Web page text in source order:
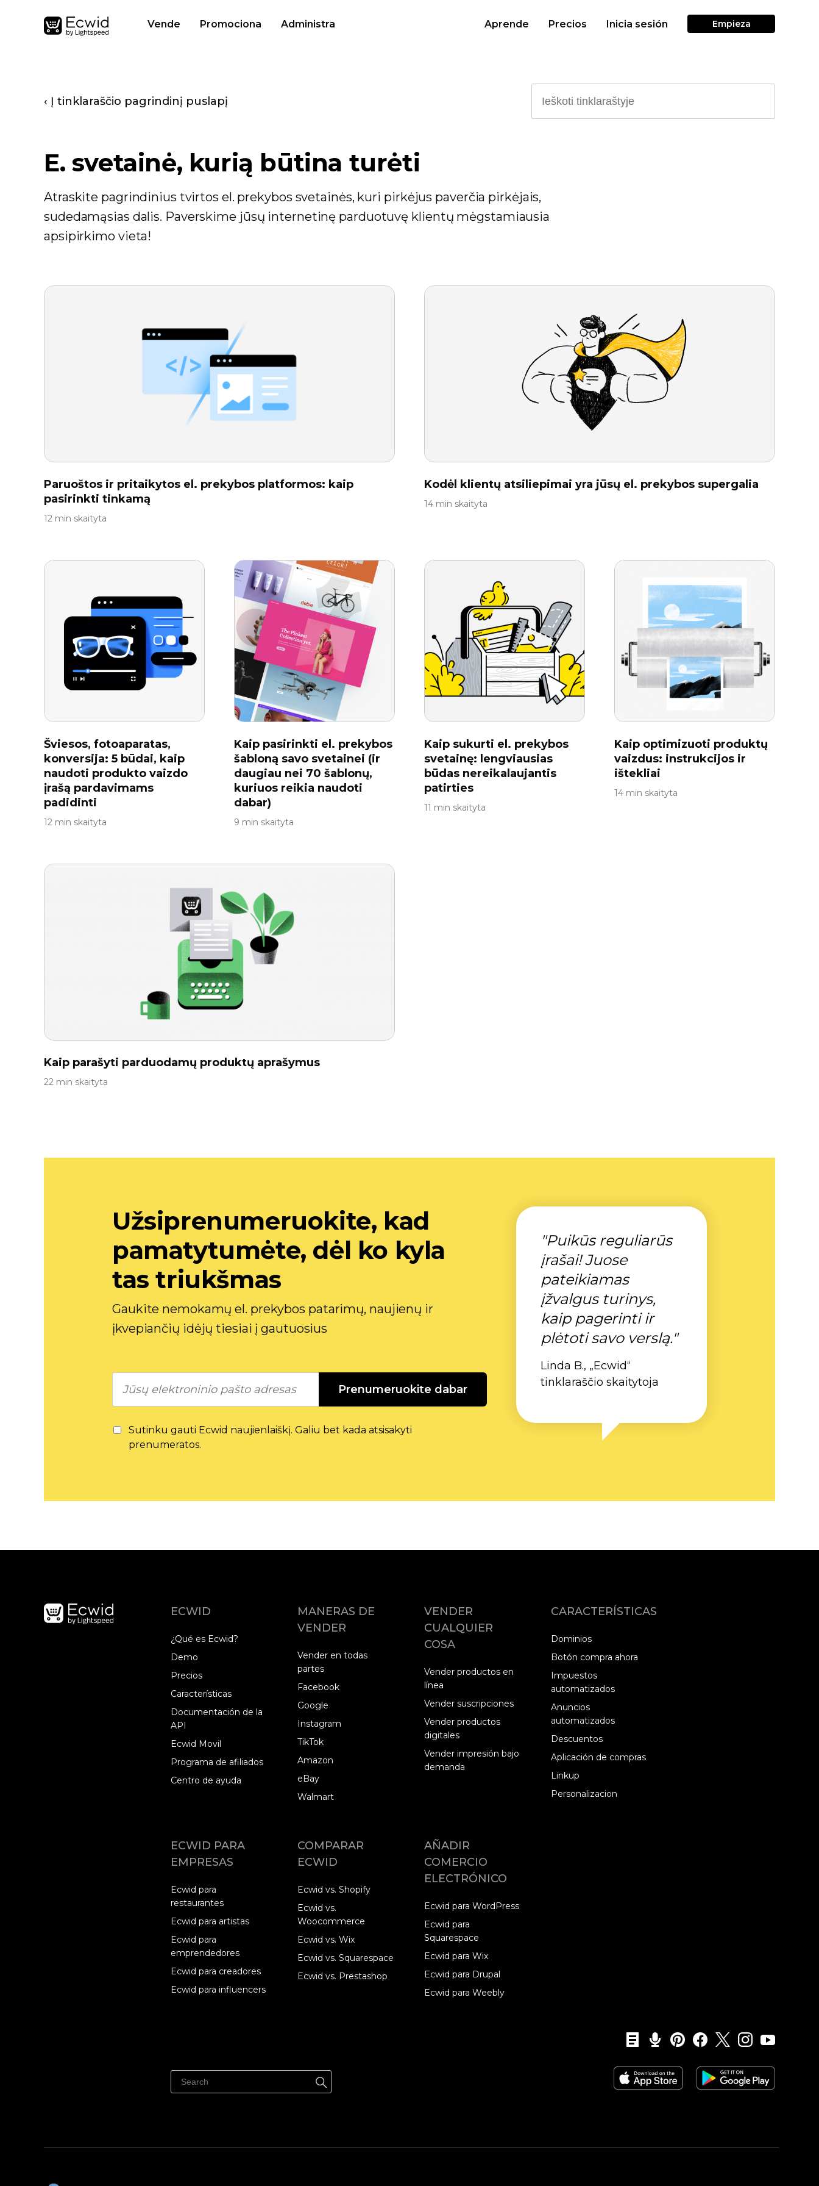
Vende Promociona Administra Aprende Precios Inicia sesión Empieza
‹ Į tinklaraščio pagrindinį puslapį
E. svetainė, kurią būtina turėti
Atraskite pagrindinius tvirtos el. prekybos svetainės, kuri pirkėjus paverčia pirkėjais,
sudedamąsias dalis. Paverskime jūsų internetinę parduotuvę klientų mėgstamiausia
apsipirkimo vieta!
Paruoštos ir pritaikytos el. prekybos platformos: kaip
pasirinkti tinkamą
12 min skaityta
Kodėl klientų atsiliepimai yra jūsų el. prekybos supergalia
14 min skaityta
Šviesos, fotoaparatas,
konversija: 5 būdai, kaip
naudoti produkto vaizdo
įrašą pardavimams
padidinti
12 min skaityta
Kaip pasirinkti el. prekybos
šabloną savo svetainei (ir
daugiau nei 70 šablonų,
kuriuos reikia naudoti
dabar)
9 min skaityta
Kaip sukurti el. prekybos
svetainę: lengviausias
būdas nereikalaujantis
patirties
11 min skaityta
Kaip optimizuoti produktų
vaizdus: instrukcijos ir
ištekliai
14 min skaityta
Kaip parašyti parduodamų produktų aprašymus
22 min skaityta
Užsiprenumeruokite, kad
pamatytumėte, dėl ko kyla
tas triukšmas
Gaukite nemokamų el. prekybos patarimų, naujienų ir
įkvepiančių idėjų tiesiai į gautuosius
Prenumeruokite dabar
Sutinku gauti Ecwid naujienlaiškį. Galiu bet kada atsisakyti
prenumeratos.
"Puikūs reguliarūs
įrašai! Juose
pateikiamas
įžvalgus turinys,
kaip pagerinti ir
plėtoti savo verslą."
Linda B., „Ecwid“
tinklaraščio skaitytoja
ECWID
¿Qué es Ecwid?
Demo
Precios
Características
Documentación de la
API
Ecwid Movil
Programa de afiliados
Centro de ayuda
MANERAS DE
VENDER
Vender en todas
partes
Facebook
Google
Instagram
TikTok
Amazon
eBay
Walmart
VENDER
CUALQUIER
COSA
Vender productos en
línea
Vender suscripciones
Vender productos
digitales
Vender impresión bajo
demanda
CARACTERÍSTICAS
Dominios
Botón compra ahora
Impuestos
automatizados
Anuncios
automatizados
Descuentos
Aplicación de compras
Linkup
Personalizacion
ECWID PARA
EMPRESAS
Ecwid para
restaurantes
Ecwid para artistas
Ecwid para
emprendedores
Ecwid para creadores
Ecwid para influencers
COMPARAR
ECWID
Ecwid vs. Shopify
Ecwid vs.
Woocommerce
Ecwid vs. Wix
Ecwid vs. Squarespace
Ecwid vs. Prestashop
AÑADIR
COMERCIO
ELECTRÓNICO
Ecwid para WordPress
Ecwid para
Squarespace
Ecwid para Wix
Ecwid para Drupal
Ecwid para Weebly